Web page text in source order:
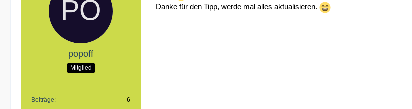
popoff
Mitglied
Beiträge 6
Danke für den Tipp, werde mal alles aktualisieren.